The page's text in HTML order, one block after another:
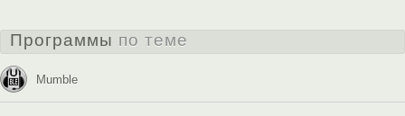
Программы по теме
Mumble